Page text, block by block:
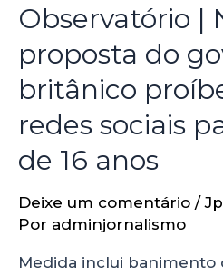
Observatório |
proposta do
britânico
redes sociais
de 16 anos
Deixe um comentário /
Por adminjornalismo
Medida inclui banimento